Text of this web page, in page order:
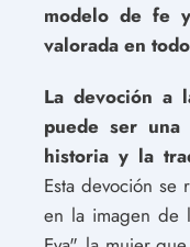
modelo de fe
valorada en
La devoción a
puede ser
historia y la
Esta devoción se
en la imagen de